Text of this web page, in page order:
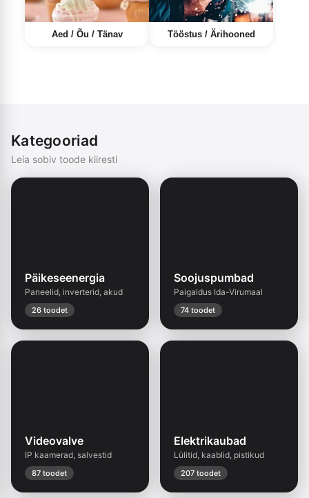
Aed / Õu / Tänav Tööstus / Ärihooned
Kategooriad
Leia sobiv toode kiiresti
Päikeseenergia
Paneelid, inverterid, akud
26 toodet
Soojuspumbad
Paigaldus Ida-Virumaal
74 toodet
Videovalve
IP kaamerad, salvestid
87 toodet
Elektrikaubad
Lülitid, kaablid, pistikud
207 toodet